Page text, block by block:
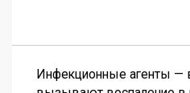
Инфекционные агенты —